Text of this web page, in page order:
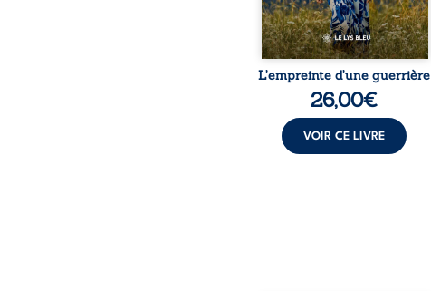
L’empreinte d’une guerrière
26,00€
VOIR CE LIVRE